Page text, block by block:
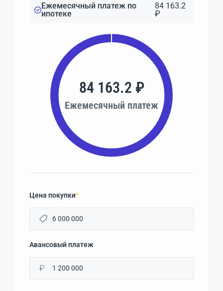
Ежемесячный платеж по
ипотеке
84 163.2
₽
84 163.2 ₽
Ежемесячный платеж
Цена покупки*
Авансовый платеж
₽